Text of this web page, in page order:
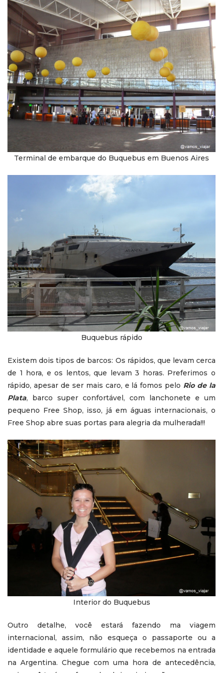
Terminal de embarque do Buquebus em Buenos Aires
Buquebus rápido
Existem dois tipos de barcos: Os rápidos, que levam cerca
de 1 hora, e os lentos, que levam 3 horas. Preferimos o
rápido, apesar de ser mais caro, e lá fomos pelo Rio de la
Plata, barco super confortável, com lanchonete e um
pequeno Free Shop, isso, já em águas internacionais, o
Free Shop abre suas portas para alegria da mulherada!!!
Interior do Buquebus
Outro detalhe, você estará fazendo ma viagem
internacional, assim, não esqueça o passaporte ou a
identidade e aquele formulário que recebemos na entrada
na Argentina. Chegue com uma hora de antecedência,